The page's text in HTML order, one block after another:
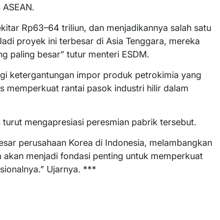
Rp63–64 triliun, dan menjadikannya salah satu
proyek ini terbesar di Asia Tenggara, mereka
paling besar” tutur menteri ESDM.
ketergantungan impor produk petrokimia yang
memperkuat rantai pasok industri hilir dalam
mengapresiasi peresmian pabrik tersebut.
perusahaan Korea di Indonesia, melambangkan
menjadi fondasi penting untuk memperkuat
Ujarnya. ***